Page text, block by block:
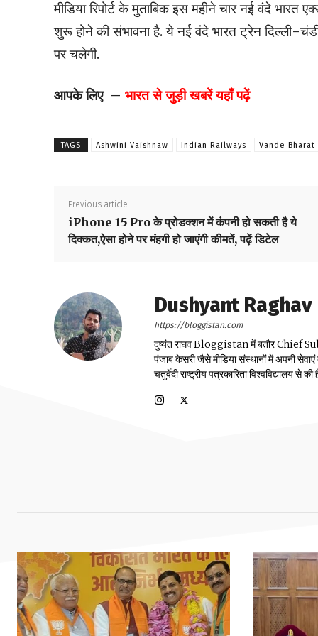
मीडिया रिपोर्ट के मुताबिक इस महीने चार नई वंदे
शुरू होने की संभावना है. ये नई वंदे भारत ट्रेन दिल्ली-
पर चलेगी.
आपके लिए – भारत से जुड़ी खबरें यहाँ पढ़ें
TAGS Ashwini Vaishnaw Indian Railways Vande Bharat
Previous article
iPhone 15 Pro के प्रोडक्शन में कंपनी हो सकती है ये
दिक्कत,ऐसा होने पर मंहगी हो जाएंगी कीमतें, पढ़ें डिटेल
Dushyant Raghav
https://bloggistan.com
दुष्यंत राघव Bloggistan में बतौर Chief Sub
पंजाब केसरी जैसे मीडिया संस्थानों में अपनी
चतुर्वेदी राष्ट्रीय पत्रकारिता विश्वविद्यालय से की